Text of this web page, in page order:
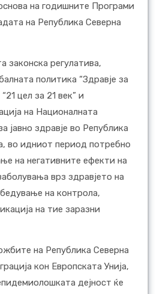
на годишните Програми
на Република Северна
законска регулатива,
политика “Здравје за
цел за 21 век” и
на Националната
јавно здравје во Република
во идниот период потребно
на негативните ефекти на
врз здравјето на
на контрола,
на тие заразни
на Република Северна
кон Европската Унија,
дејност ќе